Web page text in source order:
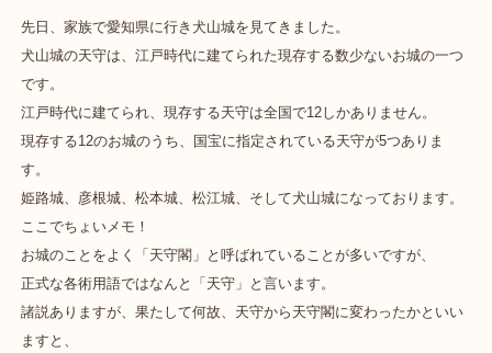
先日、家族で愛知県に行き犬山城を見てきました。
犬山城の天守は、江戸時代に建てられた現存する数少ないお城の一つ
です。
江戸時代に建てられ、現存する天守は全国で12しかありません。
現存する12のお城のうち、国宝に指定されている天守が5つありま
す。
姫路城、彦根城、松本城、松江城、そして犬山城になっております。
ここでちょいメモ！
お城のことをよく「天守閣」と呼ばれていることが多いですが、
正式な各術用語ではなんと「天守」と言います。
諸説ありますが、果たして何故、天守から天守閣に変わったかといい
ますと、